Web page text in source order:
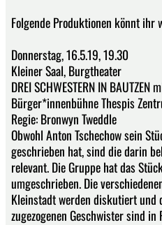
Folgende Produktionen könnt ihr
Donnerstag, 16.5.19, 19.30
Kleiner Saal, Burgtheater
DREI SCHWESTERN IN BAUTZEN
Bürger*innenbühne Thespis
Regie: Bronwyn Tweddle
Obwohl Anton Tschechow sein
geschrieben hat, sind die darin
relevant. Die Gruppe hat das
umgeschrieben. Die
Kleinstadt werden diskutiert und
zugezogenen Geschwister sind in